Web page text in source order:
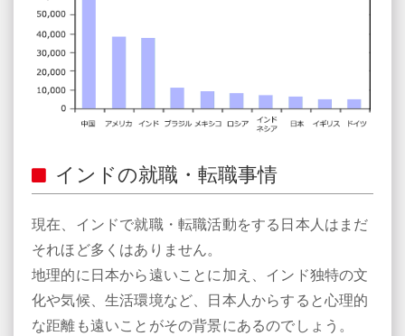
インドの就職・転職事情
現在、インドで就職・転職活動をする日本人はまだ
それほど多くはありません。
地理的に日本から遠いことに加え、インド独特の文
化や気候、生活環境など、日本人からすると心理的
な距離も遠いことがその背景にあるのでしょう。